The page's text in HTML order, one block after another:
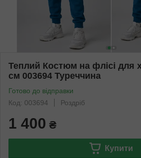
Теплий Костюм на флісі для
см 003694 Туреччина
Готово до відправки
Код: 003694
Роздріб
1 400 ₴
Купити